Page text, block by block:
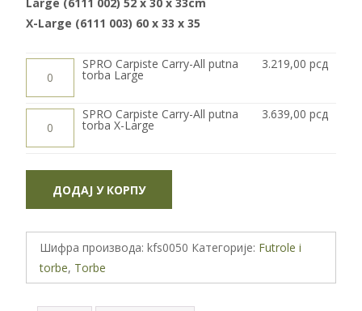
X-Large (6111 003) 60 x 33 x 35
SPRO
Carpiste
Carry-
All
putna
Large
SPRO Carpiste Carry-All putna
torba Large
3.219,00 рсд
SPRO
Carpiste
Carry-
All
torba
Large
SPRO Carpiste Carry-All putna
torba X-Large
3.639,00 рсд
ДОДАЈ У КОРПУ
Шифра производа: kfs0050 Категорије: Futrole i
torbe, Torbe